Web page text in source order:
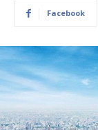
Facebook